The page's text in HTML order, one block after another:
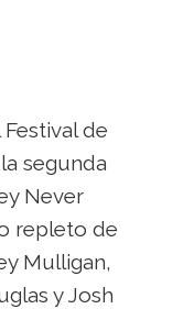
de
segunda
Never
repleto de
Mulligan,
y Josh